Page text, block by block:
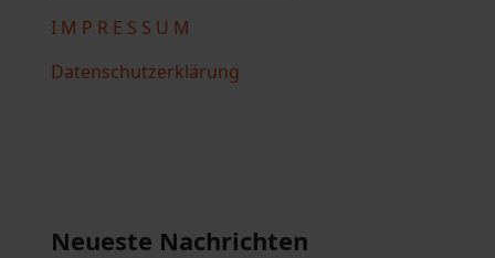
I M P R E S S U M
Datenschutzerklärung
Neueste Nachrichten